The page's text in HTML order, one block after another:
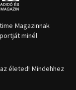
Magazinnak
minél
életed! Mindehhez